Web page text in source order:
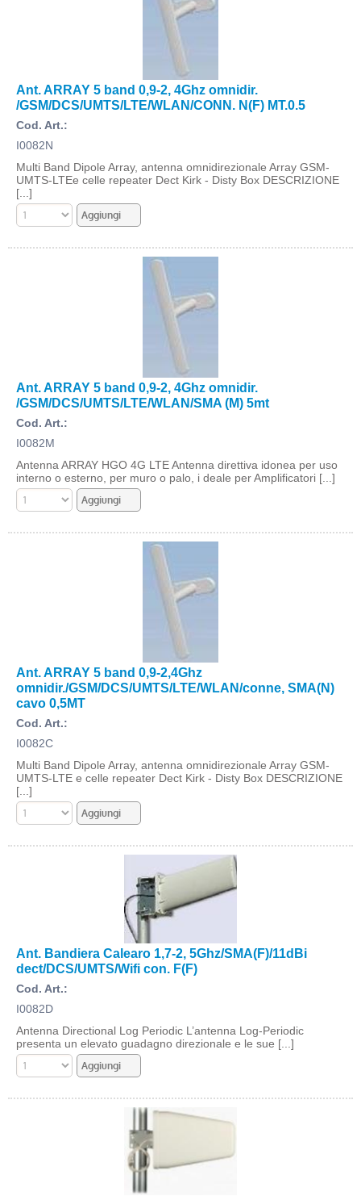
Ant. ARRAY 5 band 0,9-2, 4Ghz omnidir.
/GSM/DCS/UMTS/LTE/WLAN/CONN. N(F) MT.0.5
Cod. Art.:
I0082N
Multi Band Dipole Array, antenna omnidirezionale Array GSM-
UMTS-LTEe celle repeater Dect Kirk - Disty Box DESCRIZIONE
[...]
Ant. ARRAY 5 band 0,9-2, 4Ghz omnidir.
/GSM/DCS/UMTS/LTE/WLAN/SMA (M) 5mt
Cod. Art.:
I0082M
Antenna ARRAY HGO 4G LTE Antenna direttiva idonea per uso
interno o esterno, per muro o palo, i deale per Amplificatori [...]
Ant. ARRAY 5 band 0,9-2,4Ghz
omnidir./GSM/DCS/UMTS/LTE/WLAN/conne, SMA(N)
cavo 0,5MT
Cod. Art.:
I0082C
Multi Band Dipole Array, antenna omnidirezionale Array GSM-
UMTS-LTE e celle repeater Dect Kirk - Disty Box DESCRIZIONE
[...]
Ant. Bandiera Calearo 1,7-2, 5Ghz/SMA(F)/11dBi
dect/DCS/UMTS/Wifi con. F(F)
Cod. Art.:
I0082D
Antenna Directional Log Periodic L’antenna Log-Periodic
presenta un elevato guadagno direzionale e le sue [...]